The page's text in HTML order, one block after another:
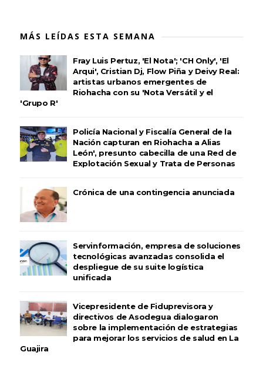
MÁS LEÍDAS ESTA SEMANA
Fray Luis Pertuz, 'El Nota'; 'CH Only', 'El
Arqui', Cristian Dj, Flow Piña y Deivy Real:
artistas urbanos emergentes de
Riohacha con su 'Nota Versátil y el
'Grupo R'
Policía Nacional y Fiscalía General de la
Nación capturan en Riohacha a Alias
León', presunto cabecilla de una Red de
Explotación Sexual y Trata de Personas
Crónica de una contingencia anunciada
Servinformación, empresa de soluciones
tecnológicas avanzadas consolida el
despliegue de su suite logística
unificada
Vicepresidente de Fiduprevisora y
directivos de Asodegua dialogaron
sobre la implementación de estrategias
para mejorar los servicios de salud en La
Guajira